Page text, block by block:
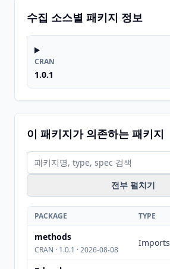
수집 소스별 패키지 정보
CRAN
1.0.1
이 패키지가 의존하는 패키지
전부 펼치기
PACKAGE TYPE
methods
CRAN · 1.0.1 · 2026-08-08
Imports